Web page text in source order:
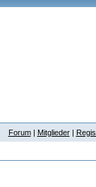
Forum| Mitglieder|